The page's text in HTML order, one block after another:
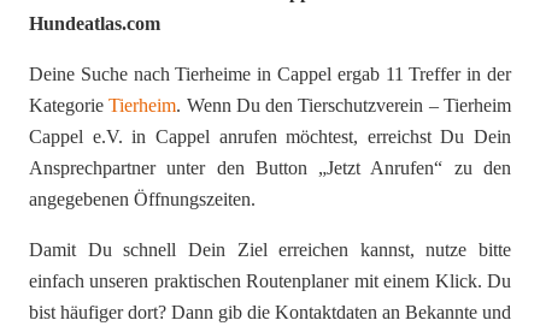
Hundeatlas.com
Deine Suche nach Tierheime in Cappel ergab 11 Treffer in der
KategorieTierheim. Wenn Du den Tierschutzverein – Tierheim
Cappel e.V. in Cappel anrufen möchtest, erreichst Du Dein
Ansprechpartner unter den Button „Jetzt Anrufen“ zu den
angegebenen Öffnungszeiten.
Damit Du schnell Dein Ziel erreichen kannst, nutze bitte
einfach unseren praktischen Routenplaner mit einem Klick. Du
bist häufiger dort? Dann gib die Kontaktdaten an Bekannte und